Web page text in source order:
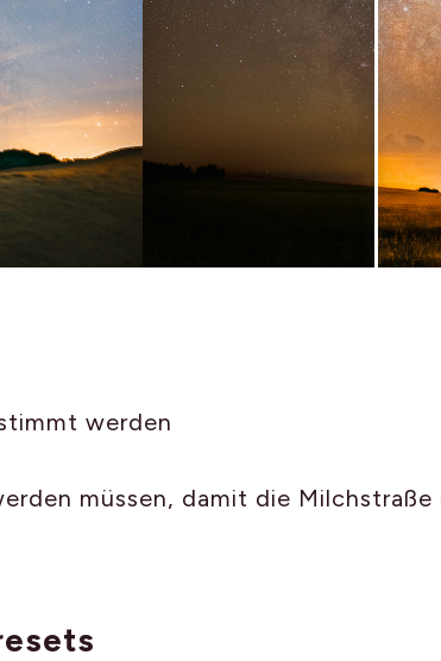
werden
müssen, damit die Milchstraße